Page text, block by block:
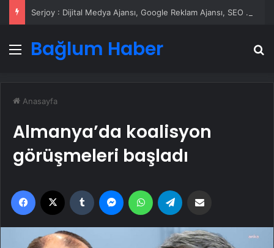
Serjoy : Dijital Medya Ajansı, Google Reklam Ajansı, SEO Ajansı ve Web Tasarım Ajansı
Menü
Bağlum Haber
Anasayfa
Almanya’da koalisyon
görüşmeleri başladı
Facebook Tumblr MessengerWhatsApp